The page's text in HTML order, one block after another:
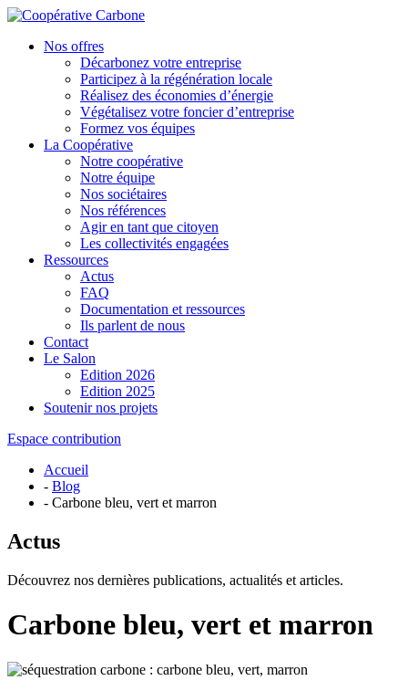
Nos offres
Décarbonez votre entreprise
Participez à la régénération locale
Réalisez des économies d’énergie
Végétalisez votre foncier d’entreprise
Formez vos équipes
La Coopérative
Notre coopérative
Notre équipe
Nos sociétaires
Nos références
Agir en tant que citoyen
Les collectivités engagées
Ressources
Actus
FAQ
Documentation et ressources
Ils parlent de nous
Contact
Le Salon
Edition 2026
Edition 2025
Soutenir nos projets
Espace contribution
Accueil
- Blog
- Carbone bleu, vert et marron
Actus
Découvrez nos dernières publications, actualités et articles.
Carbone bleu, vert et marron